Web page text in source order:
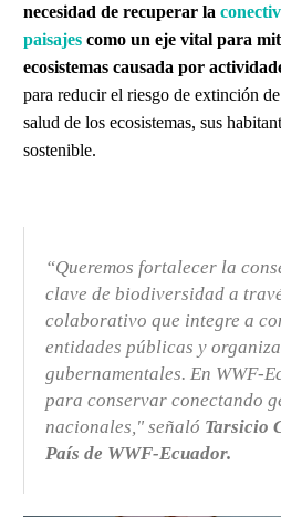
necesidad de recuperar la
paisajes como un eje vital para
ecosistemas causada por
para reducir el riesgo de extinción
salud de los ecosistemas, sus
sostenible.
“Queremos fortalecer la
clave de biodiversidad a
colaborativo que integre a
entidades públicas y
gubernamentales. En WWF-
para conservar conectando
nacionales," señaló Tarsicio
País de WWF-Ecuador.